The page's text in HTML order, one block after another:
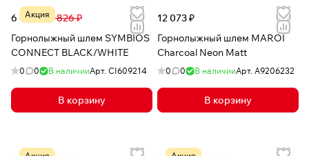
Акция
6 143 ₽14 826 ₽
Горнолыжный шлем SYMBIOS
CONNECT BLACK/WHITE
0 0 В наличииАрт. CI609214
В корзину
12 073 ₽
Горнолыжный шлем MAROI
Charcoal Neon Matt
0 0 В наличииАрт. А9206232
В корзину